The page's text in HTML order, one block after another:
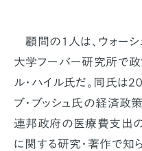
顧問の1人は、ウォーシ
大学フーバー研究所で政
ル・ハイル氏だ。同氏は
ブ・ブッシュ氏の経済政
連邦政府の医療費支出
に関する研究・著作で知ら